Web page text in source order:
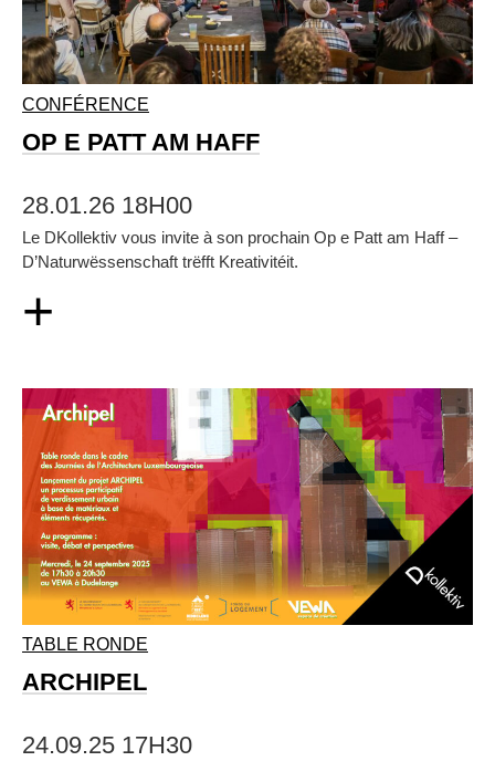
CONFÉRENCE
OP E PATT AM HAFF
28.01.26 18H00
Le DKollektiv vous invite à son prochain Op e Patt am Haff –
D’Naturwëssenschaft trëfft Kreativitéit.
+
TABLE RONDE
ARCHIPEL
24.09.25 17H30